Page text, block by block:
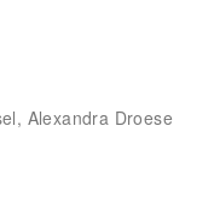
Alexandra Droese